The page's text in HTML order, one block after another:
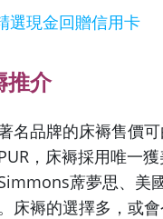
選現金回贈信用卡
推介
名品牌的床褥售價
，床褥採用唯一
蓆夢思、美
床褥的選擇多，或